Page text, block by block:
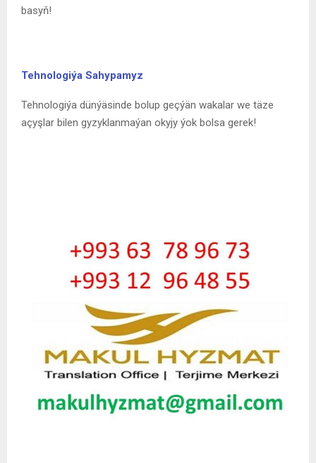
basyň!
Tehnologiýa Sahypamyz
Tehnologiýa dünýäsinde bolup geçýän wakalar we täze
açyşlar bilen gyzyklanmaýan okyjy ýok bolsa gerek!